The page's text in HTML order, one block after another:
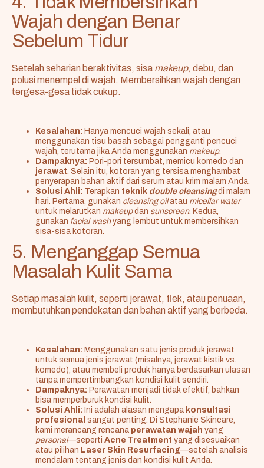
Wajah dengan Benar
Sebelum Tidur
Setelah seharian beraktivitas, sisa makeup, debu, dan
polusi menempel di wajah. Membersihkan wajah dengan
tergesa-gesa tidak cukup.
Kesalahan: Hanya mencuci wajah sekali, atau
menggunakan tisu basah sebagai pengganti pencuci
wajah, terutama jika Anda menggunakan makeup.
Dampaknya: Pori-pori tersumbat, memicu komedo dan
jerawat. Selain itu, kotoran yang tersisa menghambat
penyerapan bahan aktif dari serum atau krim malam Anda.
Solusi Ahli: Terapkan teknik double cleansingdi malam
hari. Pertama, gunakan cleansing oilatau micellar water
untuk melarutkan makeupdan sunscreen. Kedua,
gunakan facial washyang lembut untuk membersihkan
sisa-sisa kotoran.
5. Menganggap Semua
Masalah Kulit Sama
Setiap masalah kulit, seperti jerawat, flek, atau penuaan,
membutuhkan pendekatan dan bahan aktif yang berbeda.
Kesalahan: Menggunakan satu jenis produk jerawat
untuk semua jenis jerawat (misalnya, jerawat kistik vs.
komedo), atau membeli produk hanya berdasarkan ulasan
tanpa mempertimbangkan kondisi kulit sendiri.
Dampaknya: Perawatan menjadi tidak efektif, bahkan
bisa memperburuk kondisi kulit.
Solusi Ahli: Ini adalah alasan mengapa konsultasi
profesional sangat penting. Di Stephanie Skincare,
kami merancang rencana perawatan wajah yang
personal—seperti Acne Treatment yang disesuaikan
atau pilihan Laser Skin Resurfacing—setelah analisis
mendalam tentang jenis dan kondisi kulit Anda.